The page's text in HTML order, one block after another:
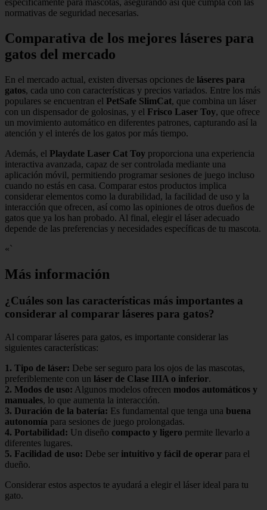
específicamente para mascotas, asegurando así que cumpla con las
normativas de seguridad necesarias.
Comparativa de los mejores láseres para
gatos del mercado
En el mercado actual, existen diversas opciones de láseres para
gatos, cada uno con características y precios variados. Entre los más
populares se encuentran el PetSafe SlimCat, que combina un láser
con un dispensador de golosinas, y el Frisco Laser Toy, que ofrece
un movimiento automático en diferentes patrones, capturando así la
atención y el interés de los gatos por más tiempo.
Además, el Playdate Laser Cat Toy proporciona una experiencia
interactiva avanzada, capaz de ser controlada mediante una
aplicación móvil, permitiendo programar sesiones de juego incluso
cuando no estás en casa. Comparar estos productos implica
considerar elementos como la durabilidad, la facilidad de uso y la
interacción que ofrecen, así como las opiniones de otros dueños de
gatos que ya los han probado. Al final, elegir el láser adecuado
depende de las preferencias y necesidades específicas de tu mascota.
«`
Más información
¿Cuáles son las características más importantes a
considerar al comparar láseres para gatos?
Al comparar láseres para gatos, es importante considerar las
siguientes características:
1. Tipo de láser: Debe ser seguro para los ojos de las mascotas,
preferiblemente con un láser de Clase IIIA o inferior.
2. Modos de uso: Algunos modelos ofrecen modos automáticos y
manuales, lo que aumenta la interacción.
3. Duración de la batería: Es fundamental que tenga una buena
autonomía para sesiones de juego prolongadas.
4. Portabilidad: Un diseño compacto y ligero permite llevarlo a
diferentes lugares.
5. Facilidad de uso: Debe ser intuitivo y fácil de operar para el
dueño.
Considerar estos aspectos te ayudará a elegir el láser ideal para tu
gato.